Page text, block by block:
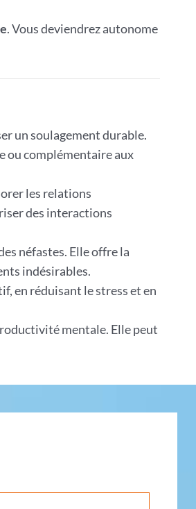
. Vous deviendrez autonome
un soulagement durable.
ou complémentaire aux
les relations
des interactions
néfastes. Elle offre la
indésirables.
en réduisant le stress et en
mentale. Elle peut